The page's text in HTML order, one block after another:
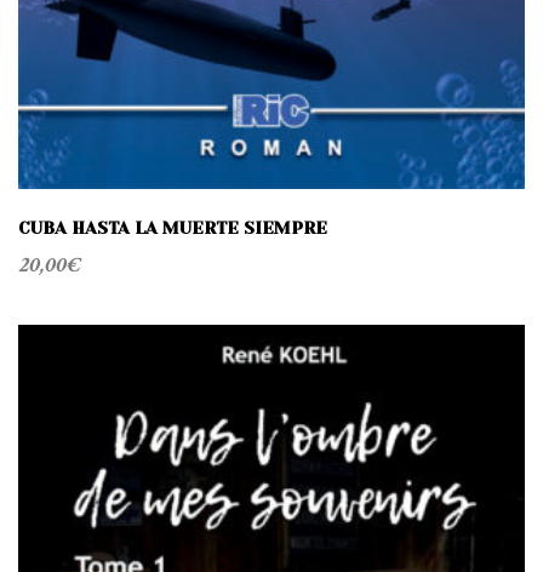
CUBA HASTA LA MUERTE SIEMPRE
20,00€